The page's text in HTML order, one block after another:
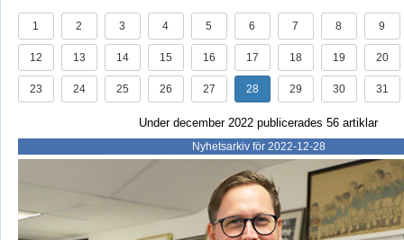
1 2 3 4 5 6 7 8 9
12 13 14 15 16 17 18 19 20
23 24 25 26 27 28 29 30 31
Under december 2022 publicerades 56 artiklar
Nyhetsarkiv för 2022-12-28